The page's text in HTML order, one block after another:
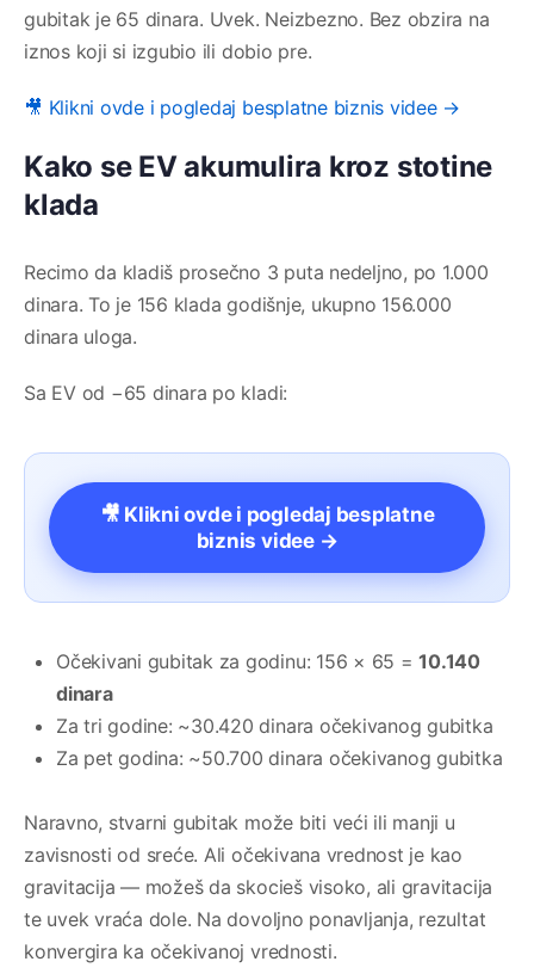
gubitak je 65 dinara. Uvek. Neizbezno. Bez obzira na
iznos koji si izgubio ili dobio pre.
🎥 Klikni ovde i pogledaj besplatne biznis videe →
Kako se EV akumulira kroz stotine
klada
Recimo da kladiš prosečno 3 puta nedeljno, po 1.000
dinara. To je 156 klada godišnje, ukupno 156.000
dinara uloga.
Sa EV od −65 dinara po kladi:
🎥 Klikni ovde i pogledaj besplatne
biznis videe →
Očekivani gubitak za godinu: 156 × 65 =10.140
dinara
Za tri godine: ~30.420 dinara očekivanog gubitka
Za pet godina: ~50.700 dinara očekivanog gubitka
Naravno, stvarni gubitak može biti veći ili manji u
zavisnosti od sreće. Ali očekivana vrednost je kao
gravitacija — možeš da skocieš visoko, ali gravitacija
te uvek vraća dole. Na dovoljno ponavljanja, rezultat
konvergira ka očekivanoj vrednosti.